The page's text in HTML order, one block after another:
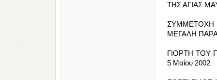
ΤΗΣ ΑΓΙΑΣ
ΣΥΜΜΕΤΟΧΗ
ΜΕΓΑΛΗ
ΓΙΟΡΤΗ ΤΟΥ
5 Μαΐου 2002